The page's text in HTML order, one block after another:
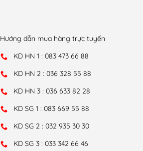
Hướng dẫn mua hàng trực tuyến
KD HN 1 : 083 473 66 88
KD HN 2 : 036 328 55 88
KD HN 3 : 036 633 82 28
KD SG 1 : 083 669 55 88
KD SG 2 : 032 935 30 30
KD SG 3 : 033 342 66 46